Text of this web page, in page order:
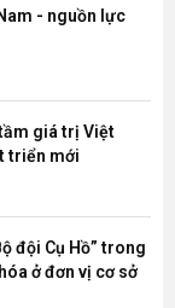
- nguồn lực
giá trị Việt
triển mới
đội Cụ Hồ” trong
ở đơn vị cơ sở